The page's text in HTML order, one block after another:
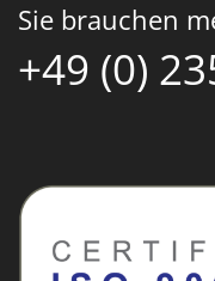
Sie brauchen
+49 (0)